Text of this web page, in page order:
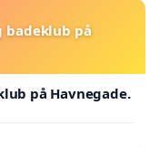
badeklub på
på Havnegade.